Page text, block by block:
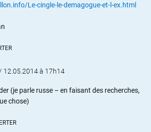
Le-cingle-le-demagogue-et-l-ex.html
12.05.2014 à 17h14
(je parle russe – en faisant des recherches,
chose)